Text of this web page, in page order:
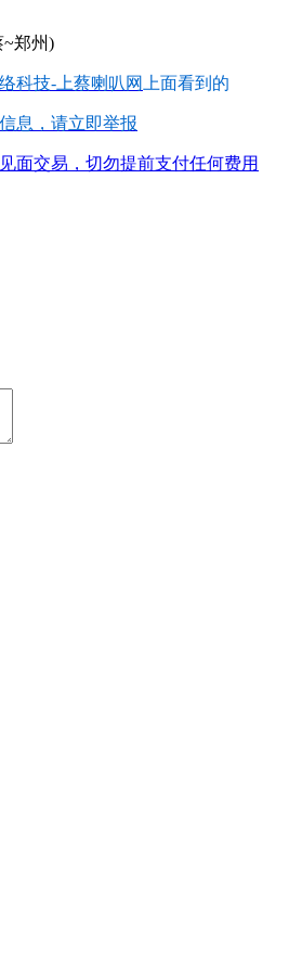
郑州)
科技-上蔡喇叭网 上面看到的
息，请立即举报
面交易，切勿提前支付任何费用